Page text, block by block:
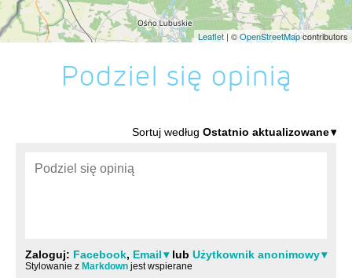
Leaflet | ©OpenStreetMapcontributors
Podziel się opinią